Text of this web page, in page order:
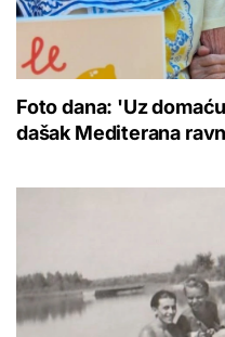
Foto dana: 'Uz
dašak Mediterana